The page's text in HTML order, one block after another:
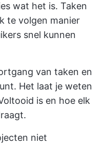
wat het is. Taken
te volgen manier
snel kunnen
van taken en
Het laat je weten
is en hoe elk
niet